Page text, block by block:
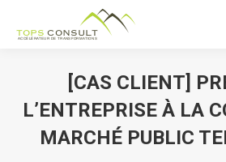
[CAS CLIENT]
L’ENTREPRISE À LA
MARCHÉ PUBLIC